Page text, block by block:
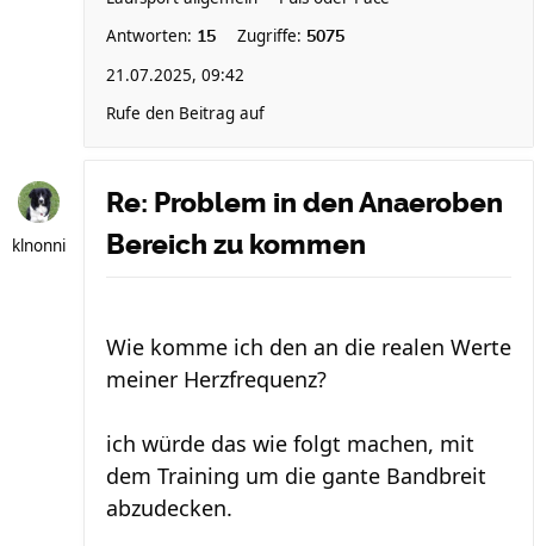
Antworten: 15 Zugriffe: 5075
21.07.2025, 09:42
Rufe den Beitrag auf
klnonni
Re: Problem in den Anaeroben
Bereich zu kommen
Wie komme ich den an die realen Werte
meiner Herzfrequenz?
ich würde das wie folgt machen, mit
dem Training um die gante Bandbreit
abzudecken.